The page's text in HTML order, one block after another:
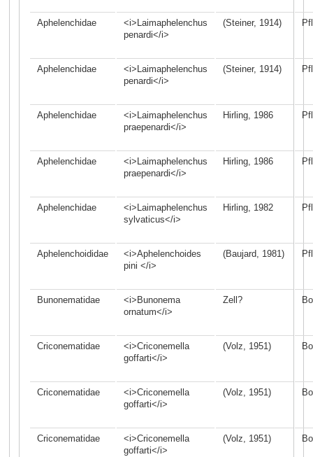
Aphelenchidae
<i>Laimaphelenchus
penardi</i>
(Steiner, 1914)
Aphelenchidae
<i>Laimaphelenchus
penardi</i>
(Steiner, 1914)
Aphelenchidae
<i>Laimaphelenchus
praepenardi</i>
Hirling, 1986
Aphelenchidae
<i>Laimaphelenchus
praepenardi</i>
Hirling, 1986
Aphelenchidae
<i>Laimaphelenchus
sylvaticus</i>
Hirling, 1982
Aphelenchoididae
<i>Aphelenchoides
pini </i>
(Baujard, 1981)
Bunonematidae
<i>Bunonema
ornatum</i>
Zell?
Criconematidae
<i>Criconemella
goffarti</i>
(Volz, 1951)
Criconematidae
<i>Criconemella
goffarti</i>
(Volz, 1951)
Criconematidae
<i>Criconemella
goffarti</i>
(Volz, 1951)